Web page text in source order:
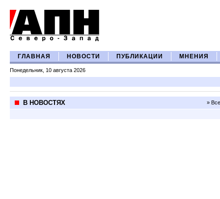
ГЛАВНАЯ НОВОСТИ ПУБЛИКАЦИИ МНЕНИЯ
Понедельник, 10 августа 2026
В НОВОСТЯХ »